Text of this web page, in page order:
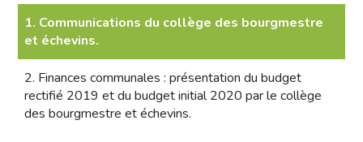
1. Communications du collège des bourgmestre
et échevins.
2. Finances communales : présentation du budget
rectifié 2019 et du budget initial 2020 par le collège
des bourgmestre et échevins.